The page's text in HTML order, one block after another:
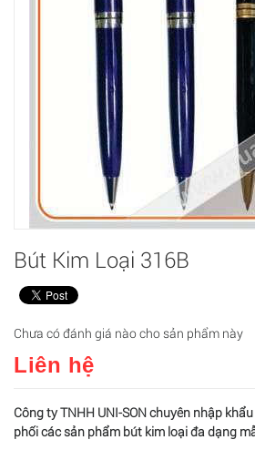
Bút Kim Loại 316B
Chưa có đánh giá nào cho sản phẩm này
Liên hệ
Công ty TNHH UNI-SON chuyên nhập
phối các sản phẩm bút kim loại đa dạng